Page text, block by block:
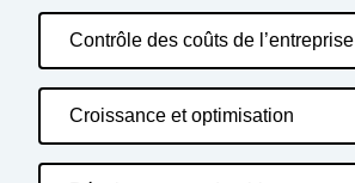
Contrôle des coûts de l’entreprise
Croissance et optimisation